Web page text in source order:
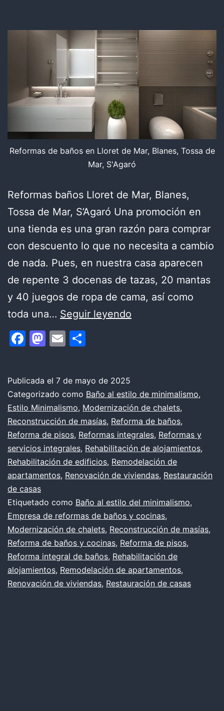
Reformas de baños en Lloret de Mar, Blanes, Tossa de
Mar, S'Agaró
Reformas baños Lloret de Mar, Blanes,
Tossa de Mar, S’Agaró Una promoción en
una tienda es una gran razón para comprar
con descuento lo que no necesita a cambio
de nada. Pues, en nuestra casa aparecen
de repente 3 docenas de tazas, 20 mantas
y 40 juegos de ropa de cama, así como
toda una… Seguir leyendo
Facebook
Mastodon
Email
Publicada el 7 de mayo de 2025
Categorizado como Baño al estilo de minimalismo,
Estilo Minimalismo, Modernización de chalets,
Reconstrucción de masías, Reforma de baños,
Reforma de pisos, Reformas integrales, Reformas y
servicios integrales, Rehabilitación de alojamientos,
Rehabilitación de edificios, Remodelación de
apartamentos, Renovación de viviendas, Restauración
de casas
Etiquetado como Baño al estilo del minimalismo,
Empresa de reformas de baños y cocinas,
Modernización de chalets, Reconstrucción de masías,
Reforma de baños y cocinas, Reforma de pisos,
Reforma integral de baños, Rehabilitación de
alojamientos, Remodelación de apartamentos,
Renovación de viviendas, Restauración de casas